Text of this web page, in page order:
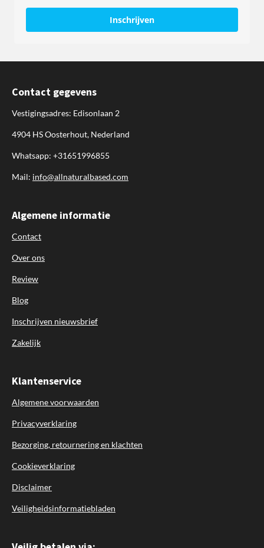
Inschrijven
Contact gegevens
Vestigingsadres: Edisonlaan 2
4904 HS Oosterhout, Nederland
Whatsapp: +31651996855
Mail: info@allnaturalbased.com
Algemene informatie
Contact
Over ons
Review
Blog
Inschrijven nieuwsbrief
Zakelijk
Klantenservice
Algemene voorwaarden
Privacyverklaring
Bezorging, retournering en klachten
Cookieverklaring
Disclaimer
Veiligheidsinformatiebladen